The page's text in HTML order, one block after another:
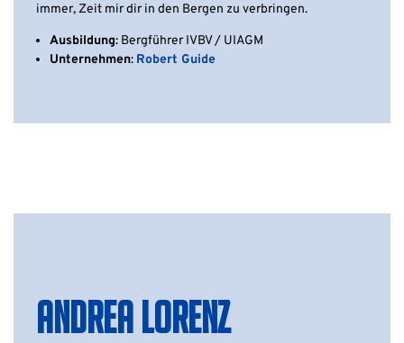
immer, Zeit mir dir in den Bergen zu verbringen.
Ausbildung: Bergführer IVBV / UIAGM
Unternehmen: Robert Guide
ANDREA LORENZ